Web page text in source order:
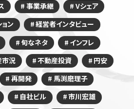
事業承継
Vシェア
ン
経営者インタビュー
旬なネタ
インフレ
市況 不動産投資
円安
再開発
馬渕磨理子
自社ビル
市川宏雄